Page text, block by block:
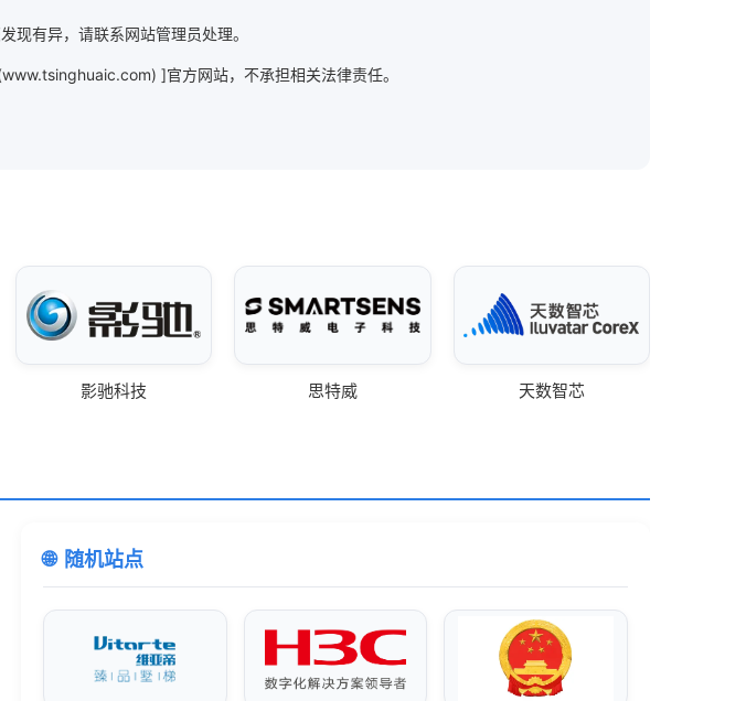
有异，请联系网站管理员处理。
]官方网站，不承担相关法律责任。
影驰科技 思特威 天数智芯
随机站点